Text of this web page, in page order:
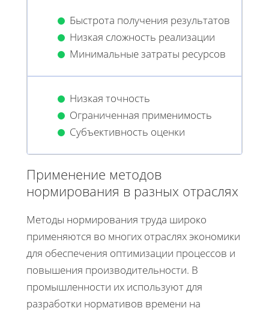
Быстрота получения результатов
Низкая сложность реализации
Минимальные затраты ресурсов
Низкая точность
Ограниченная применимость
Субъективность оценки
Применение методов
нормирования в разных отраслях
Методы нормирования труда широко
применяются во многих отраслях экономики
для обеспечения оптимизации процессов и
повышения производительности. В
промышленности их используют для
разработки нормативов времени на